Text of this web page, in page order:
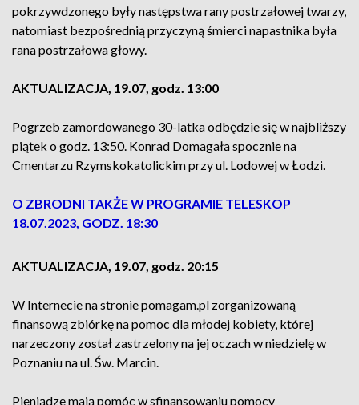
pokrzywdzonego były następstwa rany postrzałowej twarzy,
natomiast bezpośrednią przyczyną śmierci napastnika była
rana postrzałowa głowy.
AKTUALIZACJA, 19.07, godz. 13:00
Pogrzeb zamordowanego 30-latka odbędzie się w najbliższy
piątek o godz. 13:50. Konrad Domagała spocznie na
Cmentarzu Rzymskokatolickim przy ul. Lodowej w Łodzi.
O ZBRODNI TAKŻE W PROGRAMIE TELESKOP
18.07.2023, GODZ. 18:30
AKTUALIZACJA, 19.07, godz. 20:15
W Internecie na stronie pomagam.pl zorganizowaną
finansową zbiórkę na pomoc dla młodej kobiety, której
narzeczony został zastrzelony na jej oczach w niedzielę w
Poznaniu na ul. Św. Marcin.
Pieniądze mają pomóc w sfinansowaniu pomocy